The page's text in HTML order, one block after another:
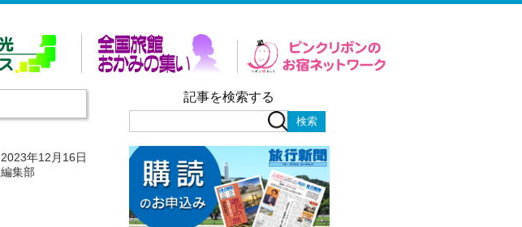
2023年12月16日
編集部
記事を検索する